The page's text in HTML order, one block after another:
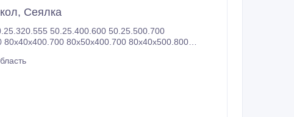
Сеялка
50.25.400.600 50.25.500.700
80х50х400.700 80х40х500.800